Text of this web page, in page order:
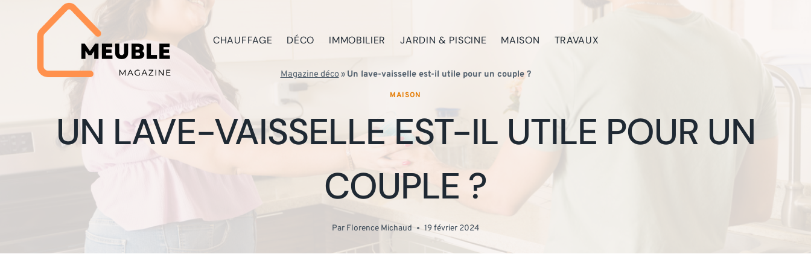
CHAUFFAGE DÉCO IMMOBILIER JARDIN & PISCINE MAISON TRAVAUX
Magazine déco» Un lave-vaisselle est-il utile pour un couple ?
MAISON
UN LAVE-VAISSELLE EST-IL UTILE POUR UN
COUPLE ?
Par Florence Michaud 19 février 2024